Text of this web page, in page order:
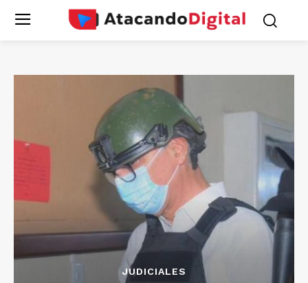
JUDICIALES